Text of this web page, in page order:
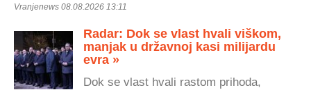
Vranjenews 08.08.2026 13:11
Radar: Dok se vlast hvali viškom,
manjak u državnoj kasi milijardu
evra »
Dok se vlast hvali rastom prihoda,